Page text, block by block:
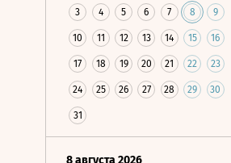
3 4 5 6 7 8 9
10 11 12 13 14 15 16
17 18 19 20 21 22 23
24 25 26 27 28 29 30
31
8 августа 2026